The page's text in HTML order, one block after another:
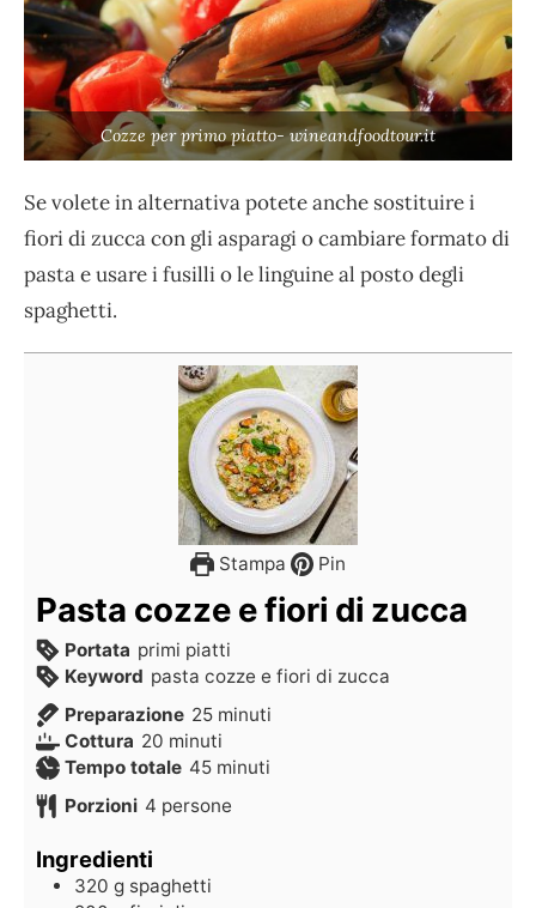
Cozze per primo piatto- wineandfoodtour.it
Se volete in alternativa potete anche sostituire i
fiori di zucca con gli asparagi o cambiare formato di
pasta e usare i fusilli o le linguine al posto degli
spaghetti.
Stampa Pin
Pasta cozze e fiori di zucca
Portata primi piatti
Keyword pasta cozze e fiori di zucca
Preparazione 25 minuti
Cottura 20 minuti
Tempo totale 45 minuti
Porzioni 4 persone
Ingredienti
320 g spaghetti